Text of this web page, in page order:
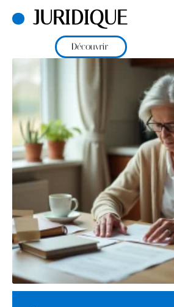
JURIDIQUE
Découvrir